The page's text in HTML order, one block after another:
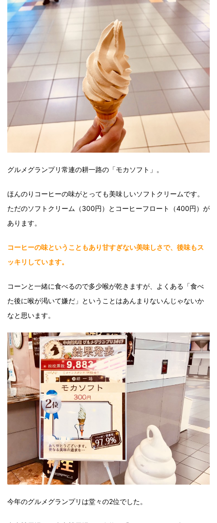
グルメグランプリ常連の耕一路の「モカソフト」。
ほんのりコーヒーの味がとっても美味しいソフトクリームです。
ただのソフトクリーム（300円）とコーヒーフロート（400円）が
あります。
コーヒーの味ということもあり甘すぎない美味しさで、後味もス
ッキリしています。
コーンと一緒に食べるので多少喉が乾きますが、よくある「食べ
た後に喉が渇いて嫌だ」ということはあんまりないんじゃないか
なと思います。
今年のグルメグランプリは堂々の2位でした。